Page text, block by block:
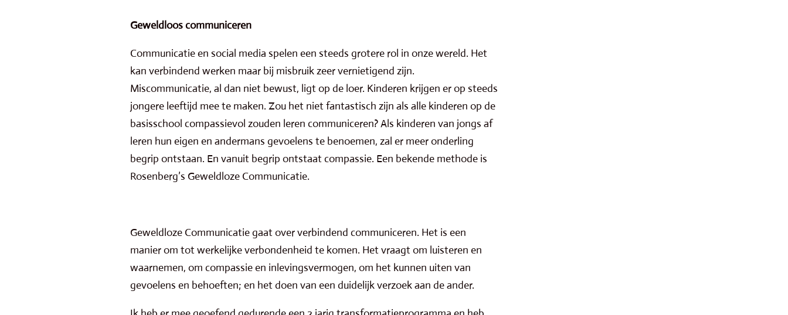
Geweldloos communiceren
Communicatie en social media spelen een steeds grotere rol in onze wereld. Het
kan verbindend werken maar bij misbruik zeer vernietigend zijn.
Miscommunicatie, al dan niet bewust, ligt op de loer. Kinderen krijgen er op steeds
jongere leeftijd mee te maken. Zou het niet fantastisch zijn als alle kinderen op de
basisschool compassievol zouden leren communiceren? Als kinderen van jongs af
leren hun eigen en andermans gevoelens te benoemen, zal er meer onderling
begrip ontstaan. En vanuit begrip ontstaat compassie. Een bekende methode is
Rosenberg’s Geweldloze Communicatie.
Geweldloze Communicatie gaat over verbindend communiceren. Het is een
manier om tot werkelijke verbondenheid te komen. Het vraagt om luisteren en
waarnemen, om compassie en inlevingsvermogen, om het kunnen uiten van
gevoelens en behoeften; en het doen van een duidelijk verzoek aan de ander.